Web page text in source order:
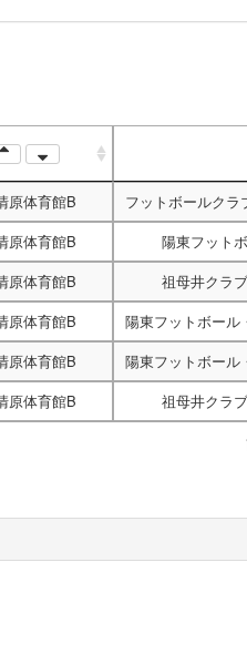
原体育館B フットボールクラ
原体育館B 陽東フット
原体育館B 祖母井クラブ
原体育館B 陽東フットボール
原体育館B 陽東フットボール
原体育館B 祖母井クラブ